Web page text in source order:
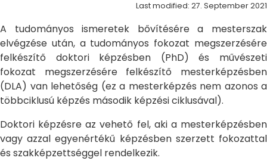
Last modified: 27. September 2021
A tudományos ismeretek bővítésére a mesterszak
elvégzése után, a tudományos fokozat megszerzésére
felkészítő doktori képzésben (PhD) és művészeti
fokozat megszerzésére felkészítő mesterképzésben
(DLA) van lehetőség (ez a mesterképzés nem azonos a
többciklusú képzés második képzési ciklusával).
Doktori képzésre az vehető fel, aki a mesterképzésben
vagy azzal egyenértékű képzésben szerzett fokozattal
és szakképzettséggel rendelkezik.